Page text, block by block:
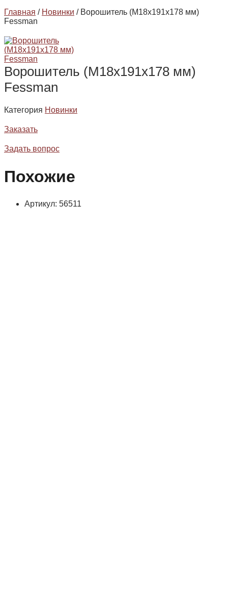
Главная / Новинки / Ворошитель (М18х191х178 мм)
Fessman
Ворошитель (М18х191х178 мм)
Fessman
Категория Новинки
Заказать
Задать вопрос
Похожие
Артикул: 56511